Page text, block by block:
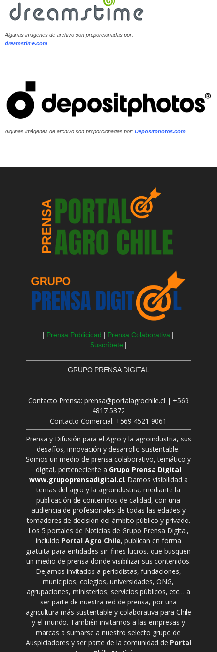
Algunas imágenes de archivo son proporcionadas por:
dreamstime.com
Algunas imágenes de archivo son proporcionadas por: Depositphotos.com
| Prensa Publicidad | Prensa Colaborativa |
Suscríbete |
GRUPO PRENSA DIGITAL
Contacto Prensa: prensa@portalagrochile.cl | +569
4817 5372
Contacto Comercial: +569 4521 9061
Prensa y Difusión para el Agro y la agroindustria, sus
desafíos, innovación y desarrollo sustentable.
Somos un medio de prensa colaborativo, temático y
digital, perteneciente a Grupo Prensa Digital
www.grupoprensadigital.cl. Damos visibilidad a
temas del agro y la agroindustria, mediante la
publicación de contenidos de calidad, con una
audiencia de profesionales de todas las edades y
tomadores de decisión del ámbito público y privado.
Los 5 portales de Noticias de Grupo Prensa Digital,
incluido Portal Agro Chile, publican en forma
gratuita para entidades sin fines lucros, que busquen
un medio de prensa donde visibilizar sus contenidos.
Dejamos invitados a periodistas, fundaciones,
municipios, colegios, universidades, ONG,
agrupaciones, ministerios, servicios públicos, etc… a
ser parte de nuestra red de prensa, por una
agricultura más sustentable y colaborativa para Chile
y el mundo. También invitamos a las empresas y
marcas a sumarse a nuestro selecto grupo de
Auspiciadores y ser parte de la comunidad de Portal